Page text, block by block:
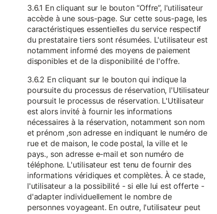
3.6.1 En cliquant sur le bouton “Offre”, l'utilisateur
accède à une sous-page. Sur cette sous-page, les
caractéristiques essentielles du service respectif
du prestataire tiers sont résumées. L'utilisateur est
notamment informé des moyens de paiement
disponibles et de la disponibilité de l'offre.
3.6.2 En cliquant sur le bouton qui indique la
poursuite du processus de réservation, l'Utilisateur
poursuit le processus de réservation. L'Utilisateur
est alors invité à fournir les informations
nécessaires à la réservation, notamment son nom
et prénom ,son adresse en indiquant le numéro de
rue et de maison, le code postal, la ville et le
pays., son adresse e-mail et son numéro de
téléphone. L'utilisateur est tenu de fournir des
informations véridiques et complètes. À ce stade,
l'utilisateur a la possibilité - si elle lui est offerte -
d'adapter individuellement le nombre de
personnes voyageant. En outre, l'utilisateur peut